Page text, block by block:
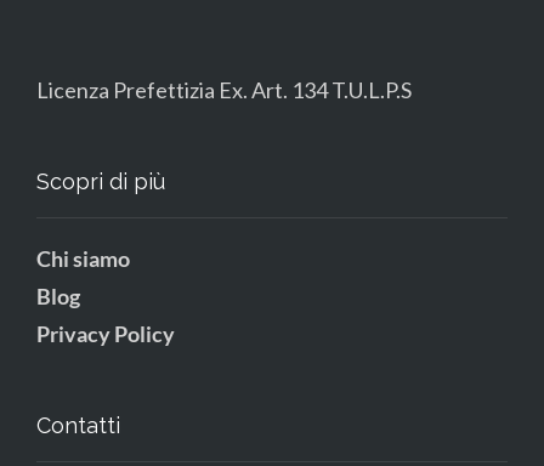
Licenza Prefettizia Ex. Art. 134 T.U.L.P.S
Scopri di più
Chi siamo
Blog
Privacy Policy
Contatti